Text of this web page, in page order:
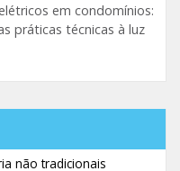
em condomínios:
práticas técnicas à luz
não tradicionais